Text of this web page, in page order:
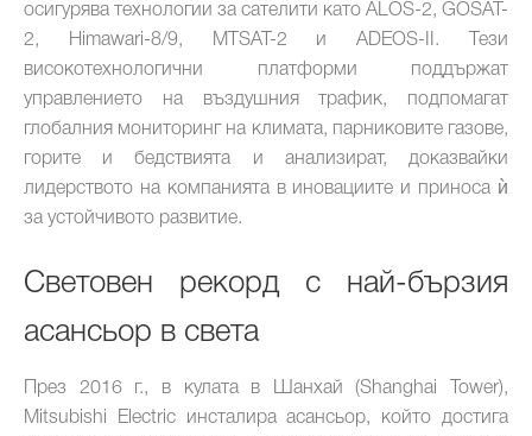
осигурява технологии за сателити като ALOS-2, GOSAT-
2, Himawari-8/9, MTSAT-2 и ADEOS-II. Тези
високотехнологични платформи поддържат
управлението на въздушния трафик, подпомагат
глобалния мониторинг на климата, парниковите газове,
горите и бедствията и анализират, доказвайки
лидерството на компанията в иновациите и приноса ѝ
за устойчивото развитие.
Световен рекорд с най-бързия
асансьор в света
През 2016 г., в кулата в Шанхай (Shanghai Tower),
Mitsubishi Electric инсталира асансьор, който достига